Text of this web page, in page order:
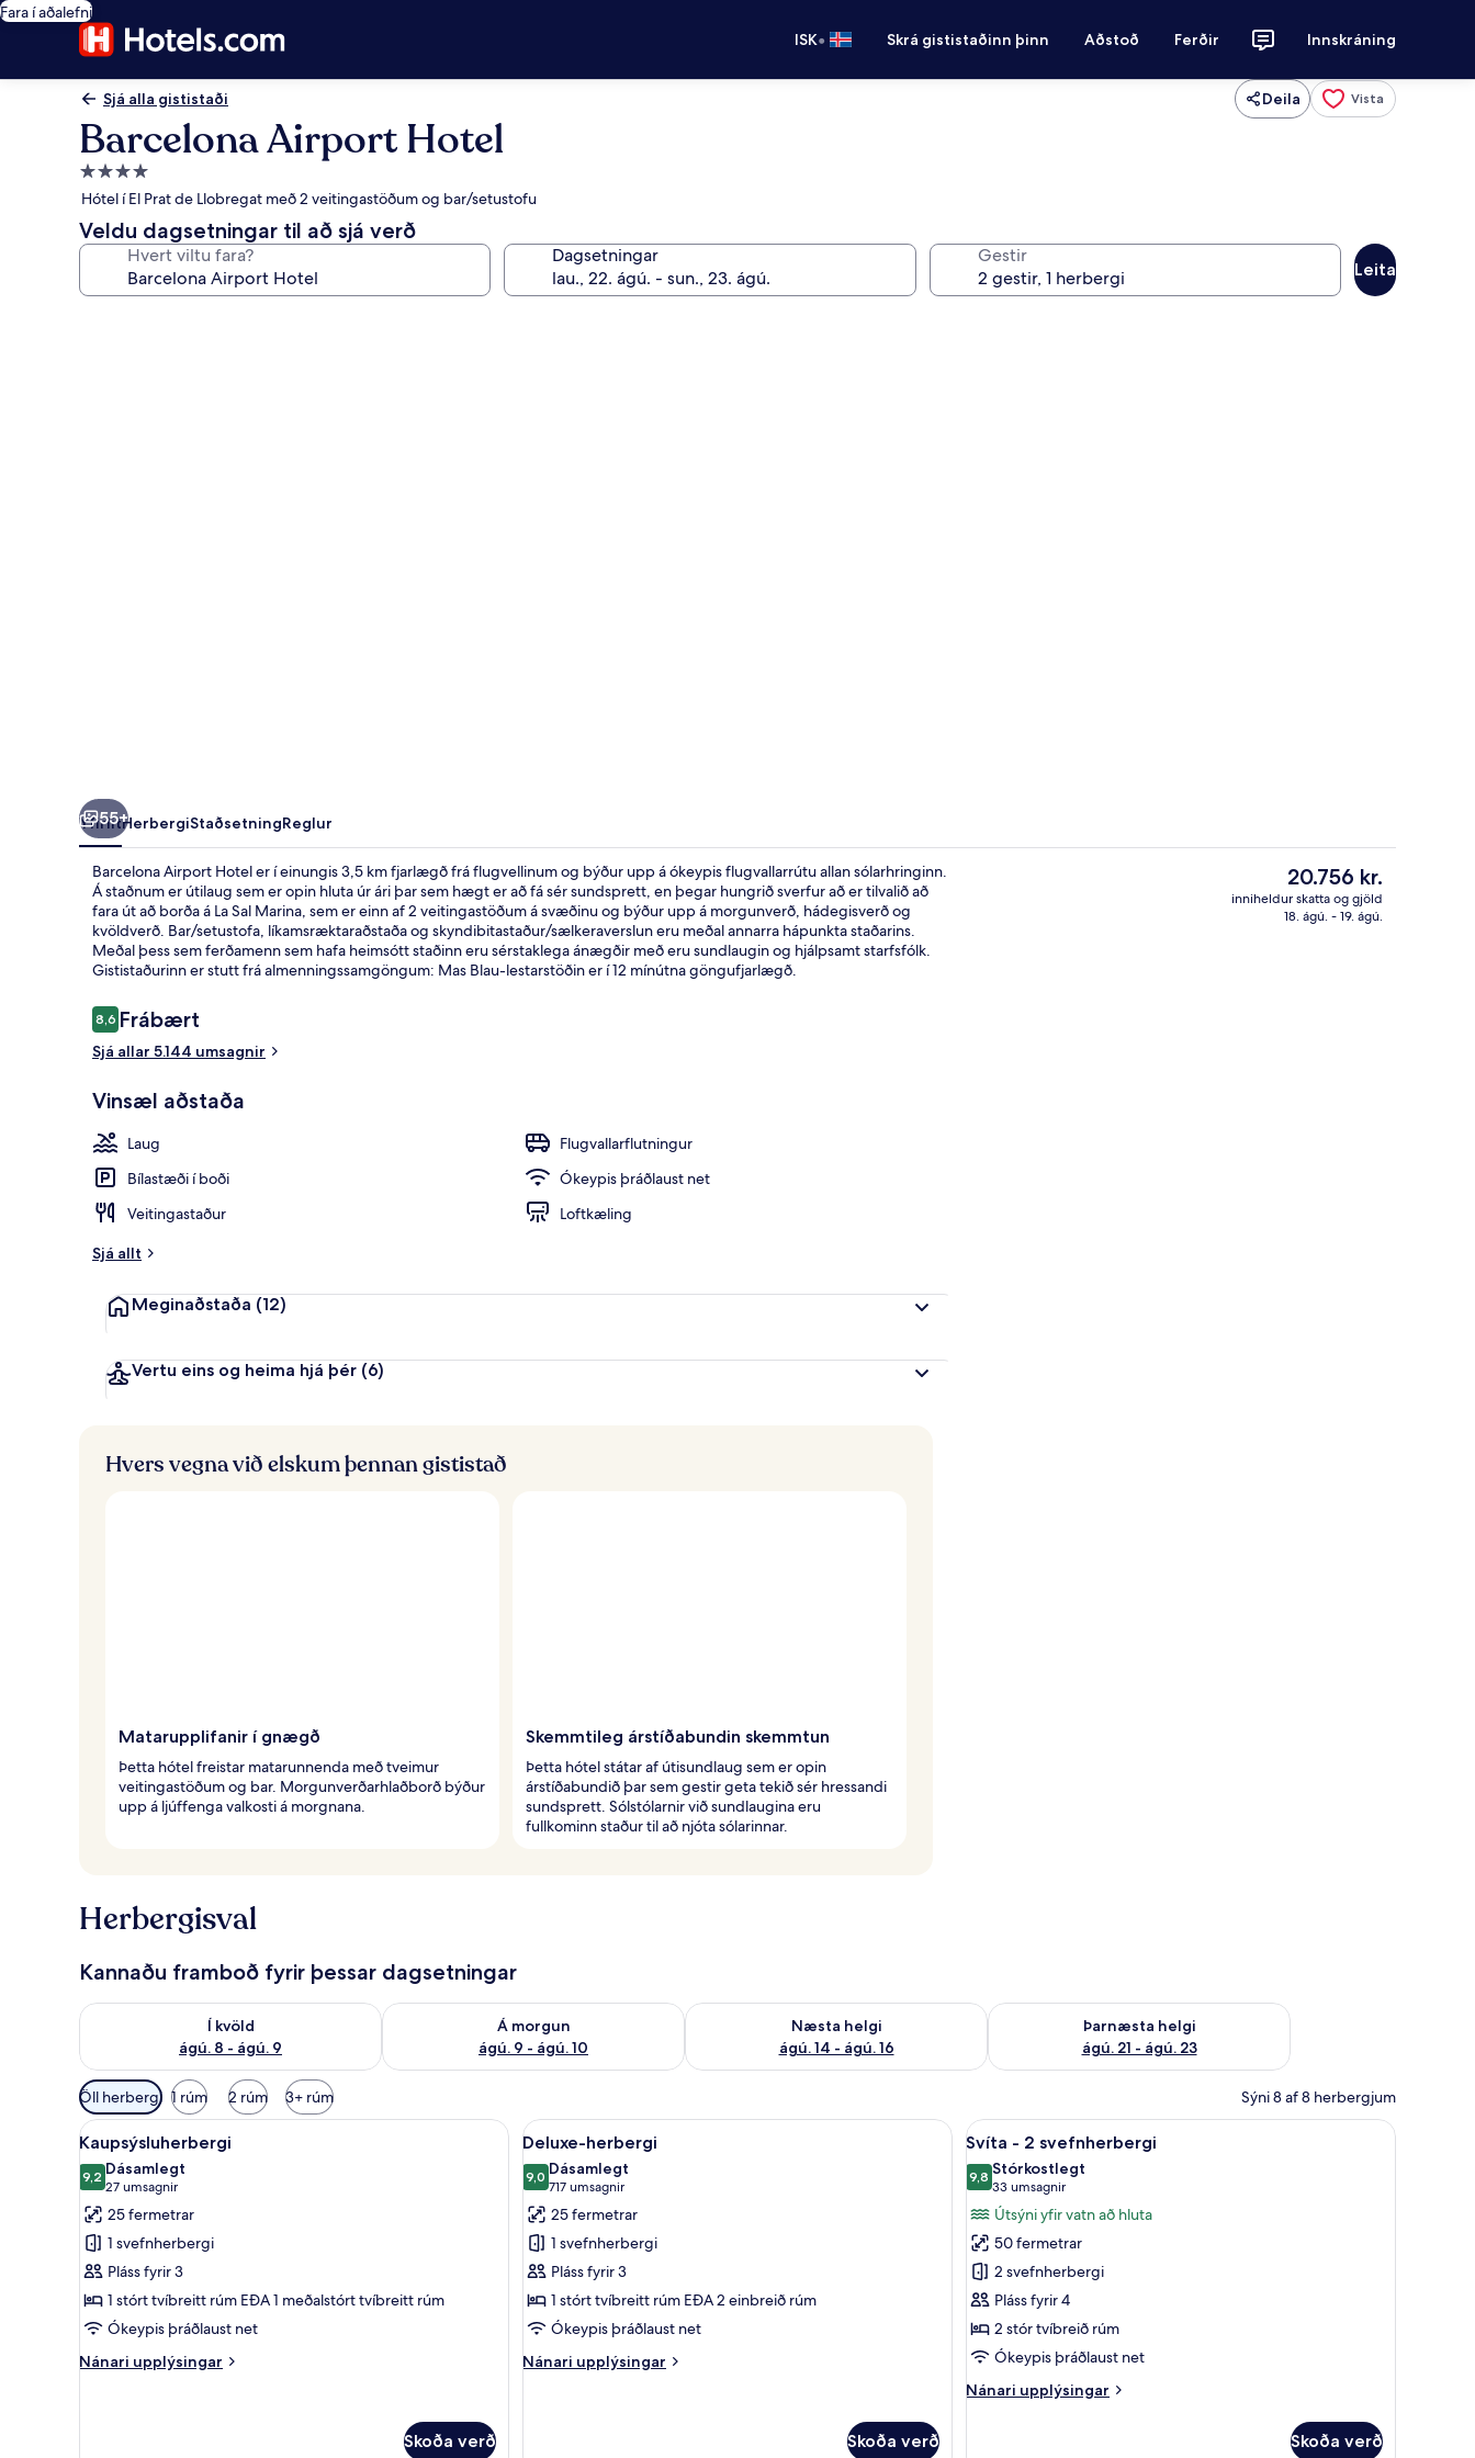
Fara í aðalefni
ISK• Skrá gististaðinn þinn Aðstoð Ferðir Innskráning
Sjá alla gististaði Deila Vista
Barcelona Airport Hotel
4.0
stjörnu
gististaður
Hótel í El Prat de Llobregat með 2 veitingastöðum og bar/setustofu
Veldu dagsetningar til að sjá verð
Hvert viltu fara? Dagsetningar Gestir
Leita
Morgunverðarhlaðborð daglega gegn gjaldi Kaupsýsluherbergi | Rúmföt af
55+
YfirlitHerbergiStaðsetningReglur
Barcelona Airport Hotel er í einungis 3,5 km fjarlægð frá flugvellinum og býður upp á ókeypis flugvallarrútu allan sólarhringinn.
Á staðnum er útilaug sem er opin hluta úr ári þar sem hægt er að fá sér sundsprett, en þegar hungrið sverfur að er tilvalið að
fara út að borða á La Sal Marina, sem er einn af 2 veitingastöðum á svæðinu og býður upp á morgunverð, hádegisverð og
kvöldverð. Bar/setustofa, líkamsræktaraðstaða og skyndibitastaður/sælkeraverslun eru meðal annarra hápunkta staðarins.
Meðal þess sem ferðamenn sem hafa heimsótt staðinn eru sérstaklega ánægðir með eru sundlaugin og hjálpsamt starfsfólk.
Gististaðurinn er stutt frá almenningssamgöngum: Mas Blau-lestarstöðin er í 12 mínútna göngufjarlægð.
Umsagnir
8,68,6 af 10
Frábært
Sjá allar 5.144 umsagnir
Vinsæl aðstaða
Laug
Flugvallarflutningur
Bílastæði í boði
Ókeypis þráðlaust net
Veitingastaður
Loftkæling
Sjá allt
Meginaðstaða (12)
Vertu eins og heima hjá þér (6)
Núverandi
verð
er
20.756 kr.
inniheldur skatta og gjöld
18. ágú. - 19. ágú.
Hvers vegna við elskum þennan gististað
Matarupplifanir í gnægð
Þetta hótel freistar matarunnenda með tveimur
veitingastöðum og bar. Morgunverðarhlaðborð býður
upp á ljúffenga valkosti á morgnana.
Skemmtileg árstíðabundin skemmtun
Þetta hótel státar af útisundlaug sem er opin
árstíðabundið þar sem gestir geta tekið sér hressandi
sundsprett. Sólstólarnir við sundlaugina eru
fullkominn staður til að njóta sólarinnar.
Herbergisval
Kannaðu framboð fyrir þessar dagsetningar
Í kvöld
ágú. 8 - ágú. 9
Athuga framboð í kvöld ágú. 8 - ágú. 9
Á morgun
ágú. 9 - ágú. 10
Athuga framboð á morgun ágú. 9 - ágú. 10
Næsta helgi
ágú. 14 - ágú. 16
Athuga framboð næstu helgi ágú. 14 - ágú. 16
Þarnæsta helgi
ágú. 21 - ágú. 23
Athuga framboð þarnæstu helgi ágú. 21 - ágú. 23
Síur
í
boði
fyrir
herbergi
Öll herbergi 1 rúm 2 rúm 3+ rúm Sýni 8 af 8 herbergjum
Skoða
allar
myndir
fyrir
Kaupsýsluherbergi
Kaupsýsluherbergi | Rúmföt af bestu gerð, öryggishólf í herbergi, skrifborð
4
Kaupsýsluherbergi
9,29,2 af 10
Dásamlegt
27 umsagnir
(27
umsagnir)
25 fermetrar
1 svefnherbergi
Pláss fyrir 3
1 stórt tvíbreitt rúm EÐA 1 meðalstórt tvíbreitt rúm
Ókeypis þráðlaust net
Nánari upplýsingar
Nánari
Skoða verð
Skoða
allar
myndir
fyrir
Deluxe-
herbergi
Deluxe-herbergi | Rúmföt af bestu gerð, öryggishólf í herbergi, skrifborð
5
Deluxe-herbergi
9,09,0 af 10
Dásamlegt
717 umsagnir
(717
umsagnir)
25 fermetrar
1 svefnherbergi
Pláss fyrir 3
1 stórt tvíbreitt rúm EÐA 2 einbreið rúm
Ókeypis þráðlaust net
Nánari upplýsingar
Nánari
Skoða verð
Skoða
allar
myndir
fyrir
Svíta
-
2
svefnherbergi
Svíta - 2 svefnherbergi | Rúmföt af bestu
6
Svíta - 2 svefnherbergi
9,89,8 af 10
Stórkostlegt
33 umsagnir
(33
umsagnir)
Útsýni yfir vatn að hluta
50 fermetrar
2 svefnherbergi
Pláss fyrir 4
2 stór tvíbreið rúm
Ókeypis þráðlaust net
Nánari upplýsingar
Nánari
Skoða verð